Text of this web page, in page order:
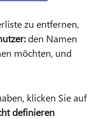
zu entfernen,
den Namen
möchten, und
klicken Sie auf
definieren